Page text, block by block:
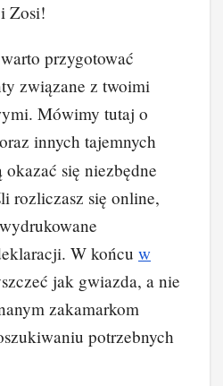
Zosi!
przygotować
związane z twoimi
Mówimy tutaj o
innych tajemnych
się niezbędne
rozliczasz się online,
W końcu w
jak gwiazda, a nie
zakamarkom
potrzebnych